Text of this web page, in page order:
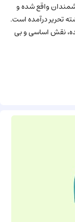
واقع شده و
تحرير درآمده است.
نقش اساسى و بى